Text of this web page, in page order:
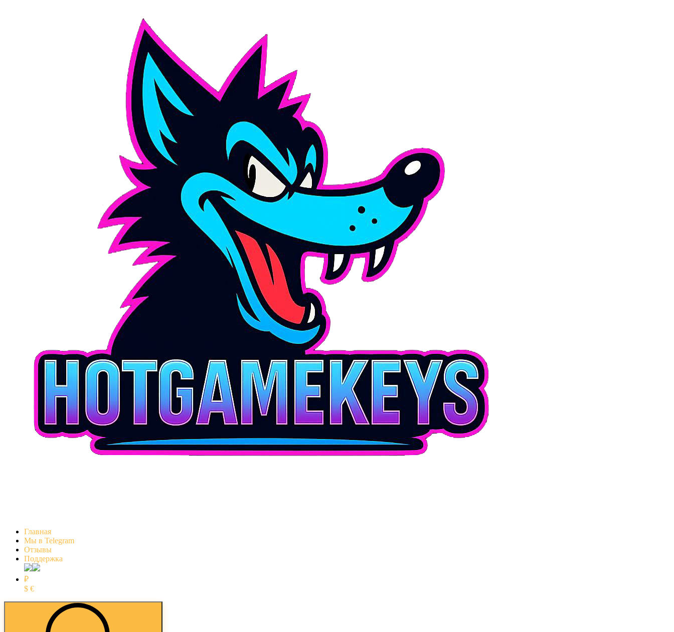
Главная
Мы в Telegram
Отзывы
Поддержка
₽
$ €